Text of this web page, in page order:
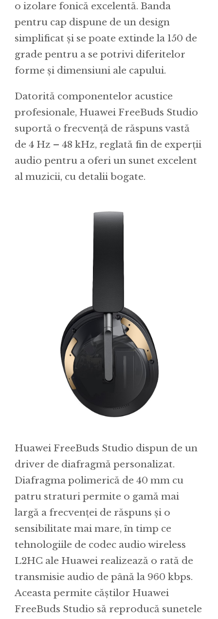
o izolare fonică excelentă. Banda
pentru cap dispune de un design
simplificat și se poate extinde la 150 de
grade pentru a se potrivi diferitelor
forme și dimensiuni ale capului.
Datorită componentelor acustice
profesionale, Huawei FreeBuds Studio
suportă o frecvență de răspuns vastă
de 4 Hz – 48 kHz, reglată fin de experții
audio pentru a oferi un sunet excelent
al muzicii, cu detalii bogate.
Huawei FreeBuds Studio dispun de un
driver de diafragmă personalizat.
Diafragma polimerică de 40 mm cu
patru straturi permite o gamă mai
largă a frecvenței de răspuns și o
sensibilitate mai mare, în timp ce
tehnologiile de codec audio wireless
L2HC ale Huawei realizează o rată de
transmisie audio de până la 960 kbps.
Aceasta permite căștilor Huawei
FreeBuds Studio să reproducă sunetele